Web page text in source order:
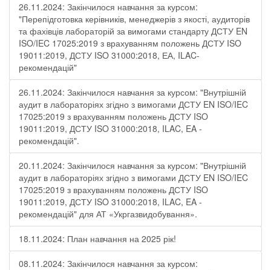
26.11.2024: Закінчилося навчання за курсом:
"Перепідготовка керівників, менеджерів з якості, аудиторів
та фахівців лабораторій за вимогами стандарту ДСТУ EN
ISO/IEC 17025:2019 з врахуванням положень ДСТУ ISO
19011:2019, ДСТУ ISO 31000:2018, ЕА, ILAC-
рекомендацій"
26.11.2024: Закінчилося навчання за курсом: "Внутрішній
аудит в лабораторіях згідно з вимогами ДСТУ EN ISO/IEC
17025:2019 з врахуванням положень ДСТУ ISO
19011:2019, ДСТУ ISO 31000:2018, ILAC, EA -
рекомендацій".
20.11.2024: Закінчилося навчання за курсом: "Внутрішній
аудит в лабораторіях згідно з вимогами ДСТУ EN ISO/IEC
17025:2019 з врахуванням положень ДСТУ ISO
19011:2019, ДСТУ ISO 31000:2018, ILAC, EA -
рекомендацій" для АТ «Укргазвидобування».
18.11.2024: План навчання на 2025 рік!
08.11.2024: Закінчилося навчання за курсом: